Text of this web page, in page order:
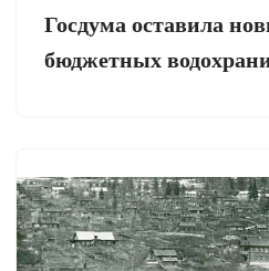
Госдума оставила
бюджетных